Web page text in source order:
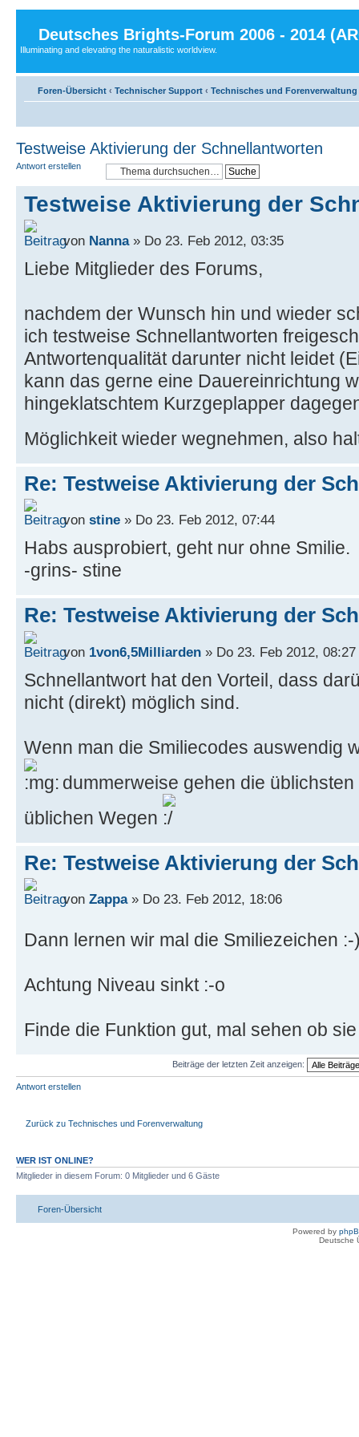
Deutsches Brights-Forum 2006 - 2014
Illuminating and elevating the naturalistic worldview.
Foren-Übersicht ‹ Technischer Support ‹ Technisches und Forenverwaltung
Testweise Aktivierung der Schnellantworten
Antwort erstellen
Testweise Aktivierung der
von Nanna» Do 23. Feb 2012, 03:35
Liebe Mitglieder des Forums,
nachdem der Wunsch hin und wieder
ich testweise Schnellantworten
Antwortenqualität darunter nicht leidet
kann das gerne eine Dauereinrichtung
hingeklatschtem Kurzgeplapper
Möglichkeit wieder wegnehmen, also
Re: Testweise Aktivierung der
von stine » Do 23. Feb 2012, 07:44
Habs ausprobiert, geht nur ohne Smilie.
-grins- stine
Re: Testweise Aktivierung der
von 1von6,5Milliarden » Do 23. Feb 2012, 08:27
Schnellantwort hat den Vorteil, dass
nicht (direkt) möglich sind.
Wenn man die Smiliecodes auswendig
dummerweise gehen die üblichsten
üblichen Wegen
Re: Testweise Aktivierung der
von Zappa» Do 23. Feb 2012, 18:06
Dann lernen wir mal die Smiliezeichen
Achtung Niveau sinkt :-o
Finde die Funktion gut, mal sehen ob
Beiträge der letzten Zeit anzeigen:
Antwort erstellen
Zurück zu Technisches und Forenverwaltung
WER IST ONLINE?
Mitglieder in diesem Forum: 0 Mitglieder und 6 Gäste
Foren-Übersicht
Powered by
Deutsche